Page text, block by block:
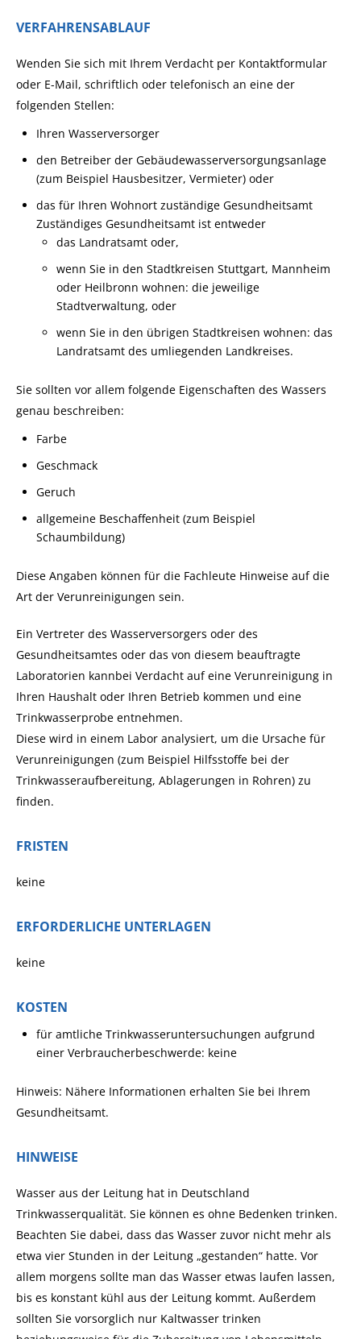
VERFAHRENSABLAUF
Wenden Sie sich mit Ihrem Verdacht per Kontaktformular
oder E-Mail, schriftlich oder telefonisch an eine der
folgenden Stellen:
Ihren Wasserversorger
den Betreiber der Gebäudewasserversorgungsanlage
(zum Beispiel Hausbesitzer, Vermieter) oder
das für Ihren Wohnort zuständige Gesundheitsamt
Zuständiges Gesundheitsamt ist entweder
das Landratsamt oder,
wenn Sie in den Stadtkreisen Stuttgart, Mannheim
oder Heilbronn wohnen: die jeweilige
Stadtverwaltung, oder
wenn Sie in den übrigen Stadtkreisen wohnen: das
Landratsamt des umliegenden Landkreises.
Sie sollten vor allem folgende Eigenschaften des Wassers
genau beschreiben:
Farbe
Geschmack
Geruch
allgemeine Beschaffenheit(zum Beispiel
Schaumbildung)
Diese Angaben können für die Fachleute Hinweise auf die
Art der Verunreinigungen sein.
Ein Vertreter des Wasserversorgers oder des
Gesundheitsamtes oder das von diesem beauftragte
Laboratorien kannbei Verdacht auf eine Verunreinigung in
Ihren Haushalt oder Ihren Betrieb kommen und eine
Trinkwasserprobe entnehmen.
Diese wird in einem Labor analysiert, um die Ursache für
Verunreinigungen (zum Beispiel Hilfsstoffe bei der
Trinkwasseraufbereitung, Ablagerungen in Rohren) zu
finden.
FRISTEN
keine
ERFORDERLICHE UNTERLAGEN
keine
KOSTEN
für amtliche Trinkwasseruntersuchungen aufgrund
einer Verbraucherbeschwerde: keine
Hinweis: Nähere Informationen erhalten Sie bei Ihrem
Gesundheitsamt.
HINWEISE
Wasser aus der Leitung hat in Deutschland
Trinkwasserqualität. Sie können es ohne Bedenken trinken.
Beachten Sie dabei, dass das Wasser zuvor nicht mehr als
etwa vier Stunden in der Leitung „gestanden“ hatte. Vor
allem morgens sollte man das Wasser etwas laufen lassen,
bis es konstant kühl aus der Leitung kommt. Außerdem
sollten Sie vorsorglich nur Kaltwasser trinken